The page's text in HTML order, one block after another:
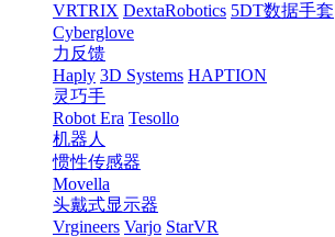
VRTRIX DextaRobotics 5DT数据手套
Cyberglove
力反馈
Haply 3D Systems HAPTION
灵巧手
Robot Era Tesollo
机器人
惯性传感器
Movella
头戴式显示器
Vrgineers Varjo StarVR